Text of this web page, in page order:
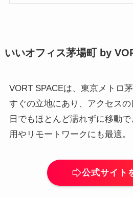
いいオフィス茅場町 by
VORT SPACEは、東京メトロ
すぐの立地にあり、アクセス
日でもほとんど濡れずに移動
用やリモートワークにも最適。
公式サイト